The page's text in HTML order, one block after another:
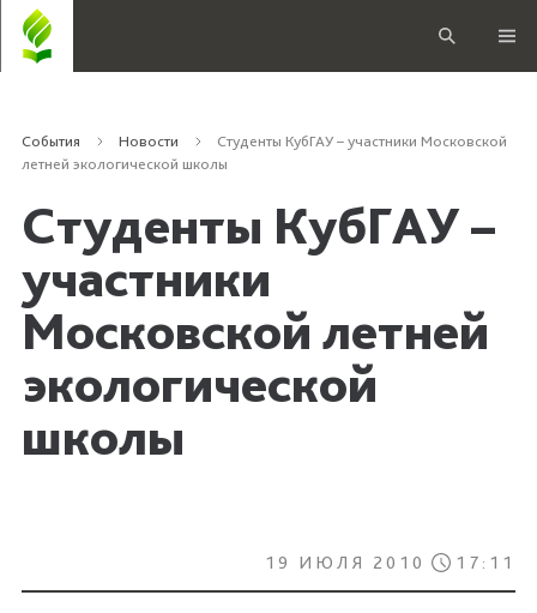
События Новости
Студенты КубГАУ – участники Московской
летней экологической школы
Студенты КубГАУ –
участники
Московской летней
экологической
школы
19 ИЮЛЯ 2010 17:11